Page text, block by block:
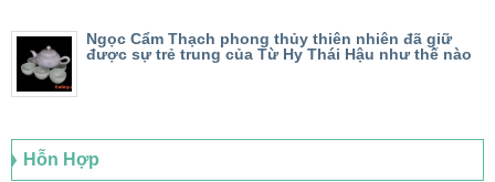
Ngọc Cẩm Thạch phong thủy thiên nhiên đã giữ
được sự trẻ trung của Từ Hy Thái Hậu như thế nào
Hỗn Hợp